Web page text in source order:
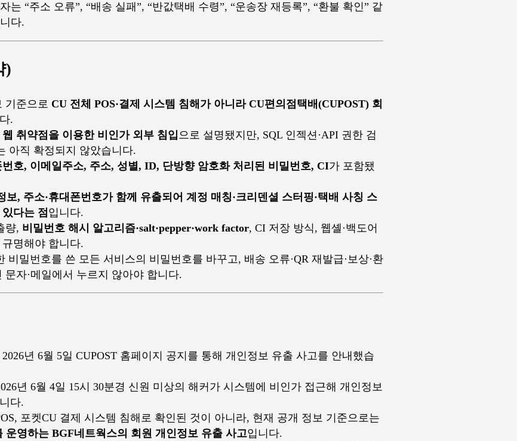
는 “주소 오류”, “배송 실패”, “반값택배 수령”, “운송장 재등록”, “환불 확인” 같
다.
)
기준으로 CU 전체 POS·결제 시스템 침해가 아니라 CU편의점택배(CUPOST) 회
.
웹 취약점을 이용한 비인가 외부 침입 으로 설명됐지만, SQL 인젝션·API 권한 검
아직 확정되지 않았습니다.
호, 이메일주소, 주소, 성별, ID, 단방향 암호화 처리된 비밀번호, CI가 포함됐
보, 주소·휴대폰번호가 함께 유출되어 계정 매칭·크리덴셜 스터핑·택배 사칭 스
다는 점입니다.
량, 비밀번호 해시 알고리즘·salt·pepper·work factor, CI 저장 방식, 웹셸·백도어
명해야 합니다.
비밀번호를 쓴 모든 서비스의 비밀번호를 바꾸고, 배송 오류·QR 재발급·보상·환
자·메일에서 누르지 않아야 합니다.
년 6월 5일 CUPOST 홈페이지 공지를 통해 개인정보 유출 사고를 안내했습
년 6월 4일 15시 30분경 신원 미상의 해커가 시스템에 비인가 접근해 개인정보
다.
포켓CU 결제 시스템 침해로 확인된 것이 아니라, 현재 공개 정보 기준으로는
운영하는 BGF네트웍스의 회원 개인정보 유출 사고입니다.